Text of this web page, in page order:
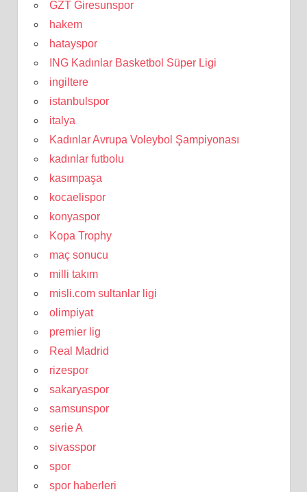
GZT Giresunspor
hakem
hatayspor
ING Kadınlar Basketbol Süper Ligi
ingiltere
istanbulspor
italya
Kadınlar Avrupa Voleybol Şampiyonası
kadınlar futbolu
kasımpaşa
kocaelispor
konyaspor
Kopa Trophy
maç sonucu
milli takım
misli.com sultanlar ligi
olimpiyat
premier lig
Real Madrid
rizespor
sakaryaspor
samsunspor
serie A
sivasspor
spor
spor haberleri